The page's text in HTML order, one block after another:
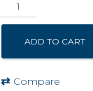
DAHUA
VTO1210CX
ADD TO CART
⇄ Compare